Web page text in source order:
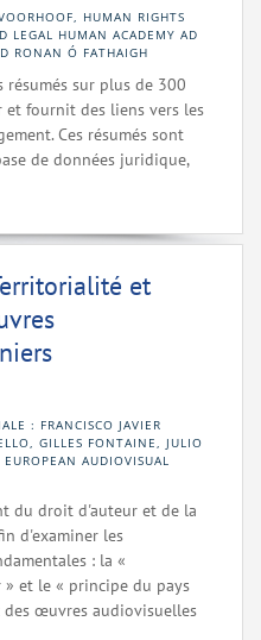
HUMAN RIGHTS
LEGAL HUMAN ACADEMY AD
RONAN Ó FATHAIGH
résumés sur plus de 300
et fournit des liens vers les
Ces résumés sont
de données juridique,
et
: FRANCISCO JAVIER
GILLES FONTAINE, JULIO
AUDIOVISUAL
du droit d'auteur et de la
d'examiner les
: la «
et le « principe du pays
des œuvres audiovisuelles